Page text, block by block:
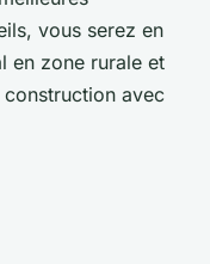
vous serez en
en zone rurale et
avec